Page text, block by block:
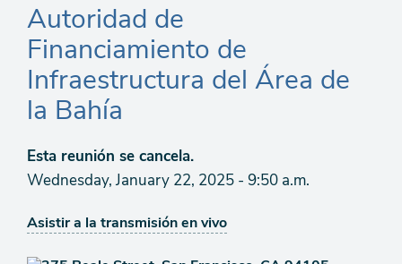
Autoridad de
Financiamiento de
Infraestructura del Área de
la Bahía
Esta reunión se cancela.
Wednesday, January 22, 2025 - 9:50 a.m.
Asistir a la transmisión en vivo